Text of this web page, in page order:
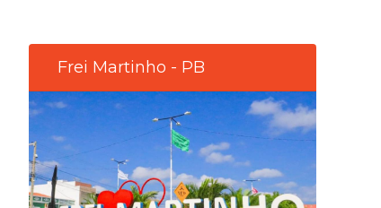
Frei Martinho - PB